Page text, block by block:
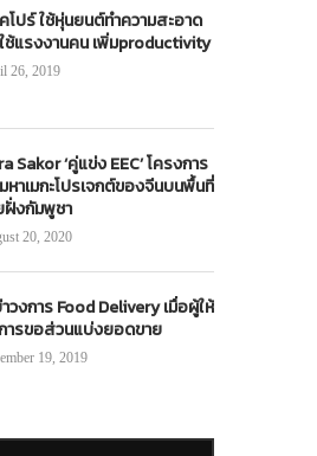
โปร์ ใช้หุ่นยนต์ทำความสะอาด
ช้แรงงานคน เพิ่มproductivity
26, 2019
Sakor ‘คู่แข่ง EEC’ โครงการ
หาเมกะโปรเจกต์ของจีนบนพื้นที่
ฝั่งกัมพูชา
20, 2020
าวงการ Food Delivery เมื่อผู้ให้
ารขอส่วนแบ่งยอดขาย
19, 2019